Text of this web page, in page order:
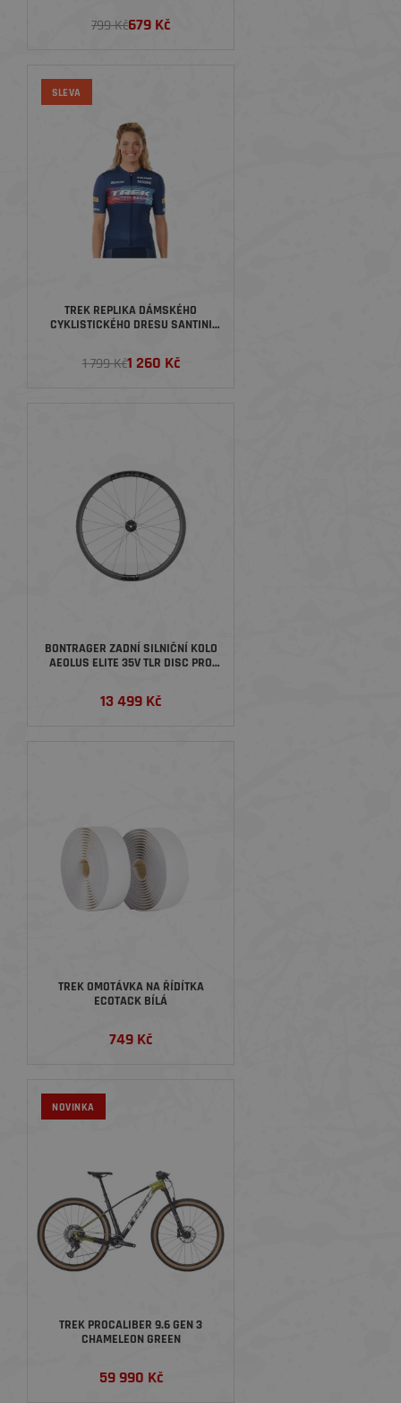
799 Kč679 Kč
SLEVA
TREK REPLIKA DÁMSKÉHO
CYKLISTICKÉHO DRESU SANTINI
1 799 Kč1 260 Kč
BONTRAGER ZADNÍ SILNIČNÍ KOLO
AEOLUS ELITE 35V TLR DISC PRO
13 499 Kč
TREK OMOTÁVKA NA ŘÍDÍTKA
ECOTACK BÍLÁ
749 Kč
NOVINKA
TREK PROCALIBER 9.6 GEN 3
CHAMELEON GREEN
59 990 Kč